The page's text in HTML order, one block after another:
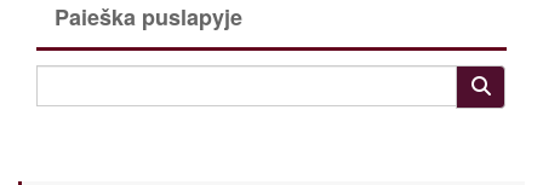
Paieška puslapyje